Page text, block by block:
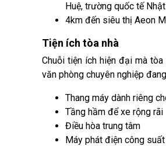
Huệ, trường quốc tế
4km đến siêu thị Aeon
Tiện ích tòa nhà
Chuỗi tiện ích hiện đại mà
văn phòng chuyên nghiệp
Thang máy dành riêng
Tầng hầm để xe rộng rãi
Điều hòa trung tâm
Máy phát điện công